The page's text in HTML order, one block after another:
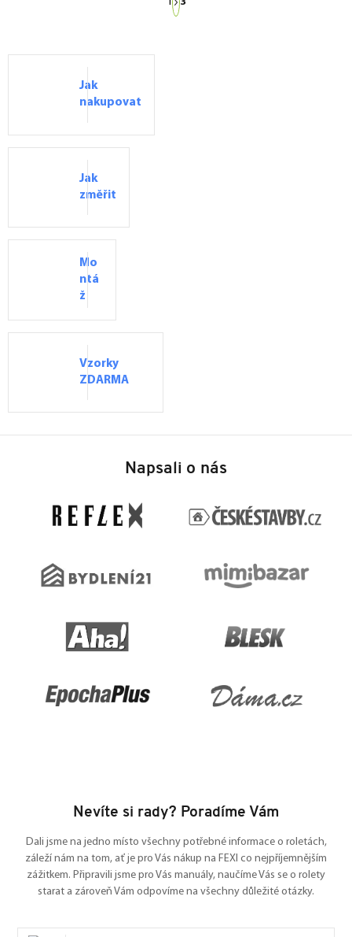
t
Jak
nakupovat
Jak
změřit
Mo
ntá
ž
Vzorky
ZDARMA
Napsali o nás
Nevíte si rady? Poradíme Vám
Dali jsme na jedno místo všechny potřebné informace o roletách,
záleží nám na tom, ať je pro Vás nákup na FEXI co nejpříjemnějším
zážitkem. Připravili jsme pro Vás manuály, naučíme Vás se o rolety
starat a zároveň Vám odpovíme na všechny důležité otázky.